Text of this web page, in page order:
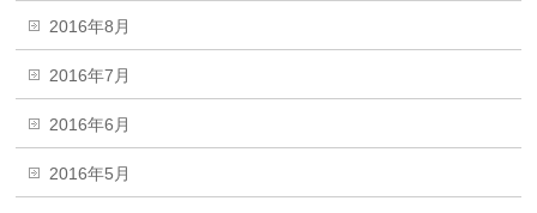
2016年8月
2016年7月
2016年6月
2016年5月